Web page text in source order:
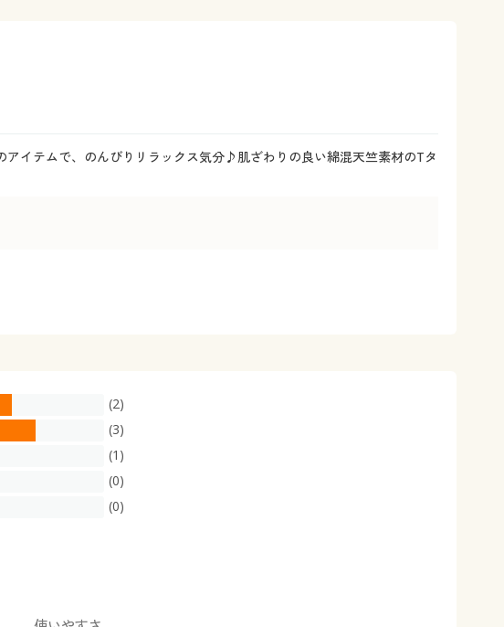
イテムで、のんびりリラックス気分♪肌ざわりの良い綿混天竺素材のTタ
(2)
(3)
(1)
(0)
(0)